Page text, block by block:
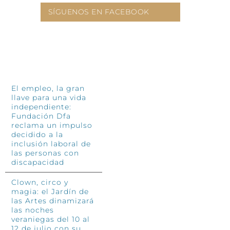
SÍGUENOS EN FACEBOOK
El empleo, la gran
llave para una vida
independiente:
Fundación Dfa
reclama un impulso
decidido a la
inclusión laboral de
las personas con
discapacidad
Clown, circo y
magia: el Jardín de
las Artes dinamizará
las noches
veraniegas del 10 al